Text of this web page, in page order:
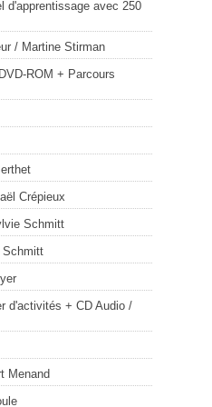
d'apprentissage avec 250
/ Martine Stirman
ROM + Parcours
Crépieux
Schmitt
d'activités + CD Audio /
Menand